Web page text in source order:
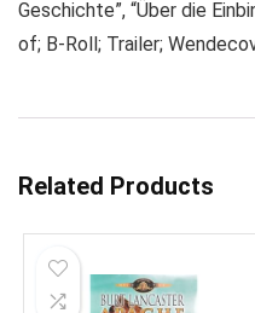
Geschichte”, “Über die
of; B-Roll; Trailer;
Related Products